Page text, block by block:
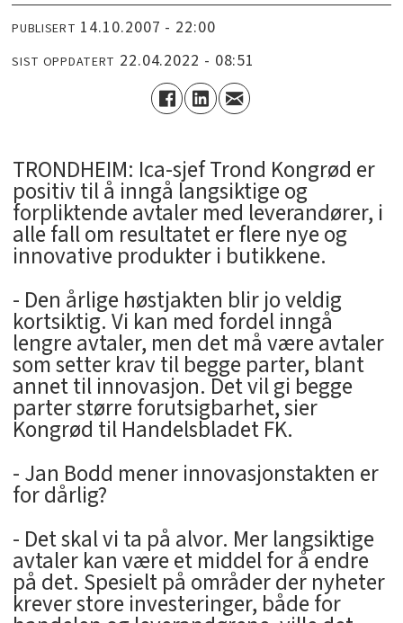
PUBLISERT 14.10.2007 - 22:00
SIST OPPDATERT 22.04.2022 - 08:51
TRONDHEIM: Ica-sjef Trond Kongrød er
positiv til å inngå langsiktige og
forpliktende avtaler med leverandører, i
alle fall om resultatet er flere nye og
innovative produkter i butikkene.
- Den årlige høstjakten blir jo veldig
kortsiktig. Vi kan med fordel inngå
lengre avtaler, men det må være avtaler
som setter krav til begge parter, blant
annet til innovasjon. Det vil gi begge
parter større forutsigbarhet, sier
Kongrød til Handelsbladet FK.
- Jan Bodd mener innovasjonstakten er
for dårlig?
- Det skal vi ta på alvor. Mer langsiktige
avtaler kan være et middel for å endre
på det. Spesielt på områder der nyheter
krever store investeringer, både for